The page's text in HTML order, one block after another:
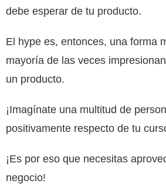
debe esperar de tu producto.
El hype es, entonces, una forma
mayoría de las veces
un producto.
¡Imagínate una multitud de
positivamente respecto de tu
¡Es por eso que necesitas
negocio!